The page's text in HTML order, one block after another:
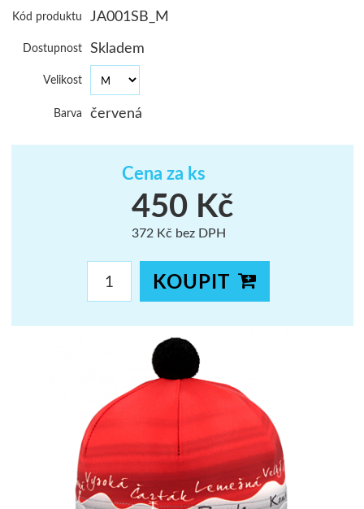
Kód produktu JA001SB_M
Dostupnost Skladem
Velikost
Barva červená
Cena za ks
450 Kč
372 Kč bez DPH
KOUPIT